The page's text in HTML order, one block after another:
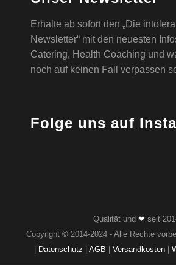
Erhalte ab sofort den „Die
Newsletter“ mit den neuesten
Catering, Health Coaching und
noch auf keinen Fall verpassen
Folge uns auf
Qualität und ❤ seit
Copyright © 2014-2024 - Alle Rechte
Datenschutz AGB Versandkosten|